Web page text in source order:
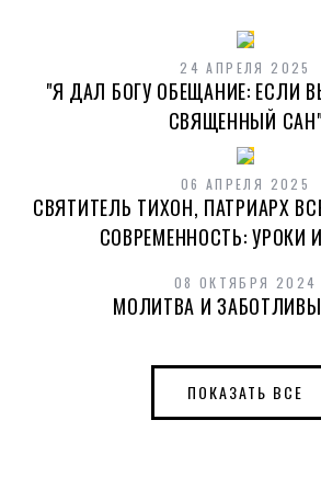
24 АПРЕЛЯ 2025
"Я ДАЛ БОГУ ОБЕЩАНИЕ: ЕСЛИ
СВЯЩЕННЫЙ
06 АПРЕЛЯ 2025
СВЯТИТЕЛЬ ТИХОН, ПАТРИАРХ
СОВРЕМЕННОСТЬ: УРОКИ
08 ОКТЯБРЯ 2024
МОЛИТВА И
ПОКАЗАТЬ ВСЕ